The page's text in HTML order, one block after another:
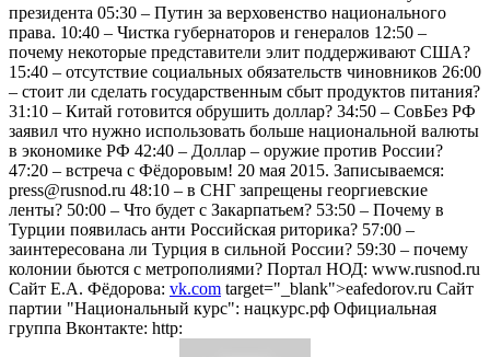
президента 05:30 – Путин за верховенство национального
права. 10:40 – Чистка губернаторов и генералов 12:50 –
почему некоторые представители элит поддерживают США?
15:40 – отсутствие социальных обязательств чиновников 26:00
– стоит ли сделать государственным сбыт продуктов питания?
31:10 – Китай готовится обрушить доллар? 34:50 – СовБез РФ
заявил что нужно использовать больше национальной валюты
в экономике РФ 42:40 – Доллар – оружие против России?
47:20 – встреча с Фёдоровым! 20 мая 2015. Записываемся:
press@rusnod.ru 48:10 – в СНГ запрещены георгиевские
ленты? 50:00 – Что будет с Закарпатьем? 53:50 – Почему в
Турции появилась анти Российская риторика? 57:00 –
заинтересована ли Турция в сильной России? 59:30 – почему
колонии бьются с метрополиями? Портал НОД: www.rusnod.ru
Сайт Е.А. Фёдорова: vk.com target="_blank">eafedorov.ru Сайт
партии "Национальный курс": нацкурс.рф Официальная
группа Вконтакте: http: